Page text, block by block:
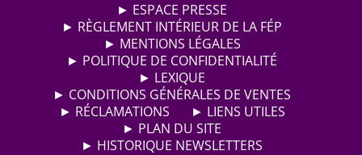
► ESPACE PRESSE
► RÈGLEMENT INTÉRIEUR DE LA FÉP
► MENTIONS LÉGALES
► POLITIQUE DE CONFIDENTIALITÉ
► LEXIQUE
► CONDITIONS GÉNÉRALES DE VENTES
► RÉCLAMATIONS
► LIENS UTILES
► PLAN DU SITE
► HISTORIQUE NEWSLETTERS